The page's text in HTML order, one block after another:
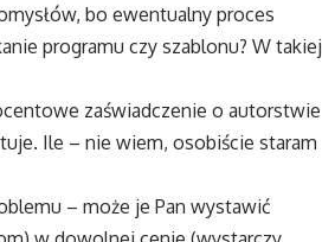
bo ewentualny proces
programu czy szablonu? W takiej
zaświadczenie o autorstwie
Ile – nie wiem, osobiście staram
– może je Pan wystawić